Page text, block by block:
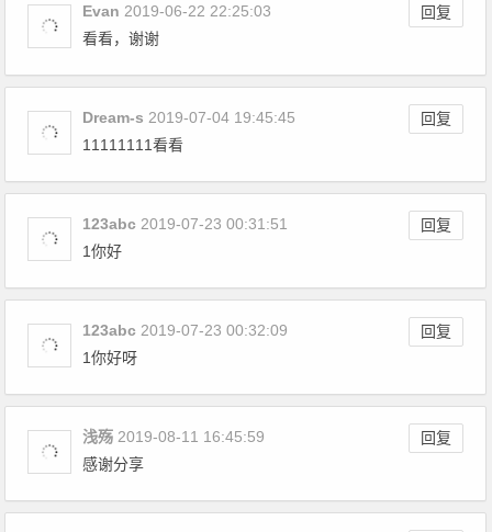
Evan 回复
2019-06-22 22:25:03
看看，谢谢
Dream-s 回复
2019-07-04 19:45:45
11111111看看
123abc 回复
2019-07-23 00:31:51
1你好
123abc 回复
2019-07-23 00:32:09
1你好呀
浅殇 回复
2019-08-11 16:45:59
感谢分享